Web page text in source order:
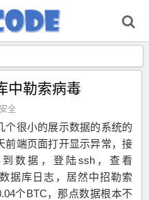
中勒索病毒
安全
个很小的展示数据的系统的
前端页面打开显示异常，接
到数据，登陆ssh，查看
据库日志，居然中招勒索
个BTC，那点数据根本不